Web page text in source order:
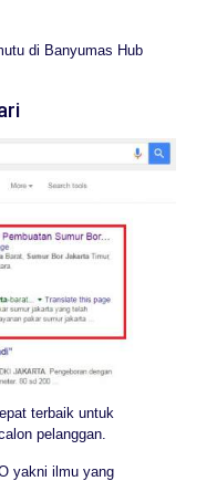
di Banyumas Hub
terbaik untuk
pelanggan.
yakni ilmu yang